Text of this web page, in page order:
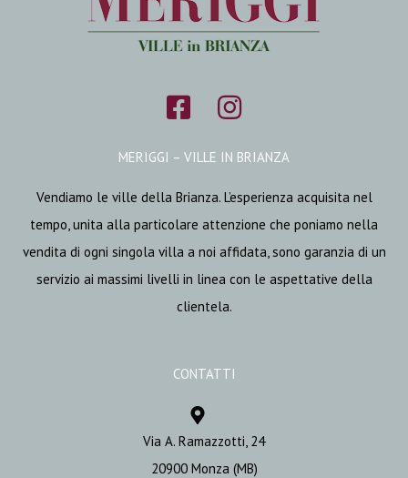
MERIGGI – VILLE IN BRIANZA
Vendiamo le ville della Brianza. L’esperienza acquisita nel
tempo, unita alla particolare attenzione che poniamo nella
vendita di ogni singola villa a noi affidata, sono garanzia di un
servizio ai massimi livelli in linea con le aspettative della
clientela.
CONTATTI
Via A. Ramazzotti, 24
20900 Monza (MB)